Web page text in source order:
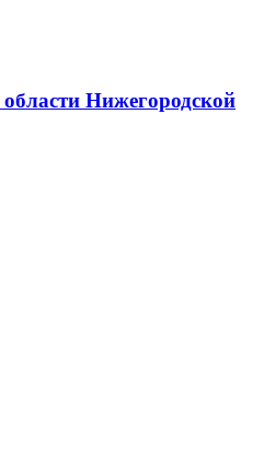
Нижегородской